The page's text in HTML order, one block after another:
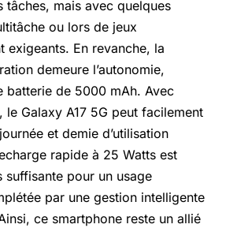
tâches, mais avec quelques
ou lors de jeux
exigeants. En revanche, la
demeure l’autonomie,
batterie de 5000 mAh. Avec
le Galaxy A17 5G peut facilement
et demie d’utilisation
rapide à 25 Watts est
suffisante pour un usage
par une gestion intelligente
ce smartphone reste un allié